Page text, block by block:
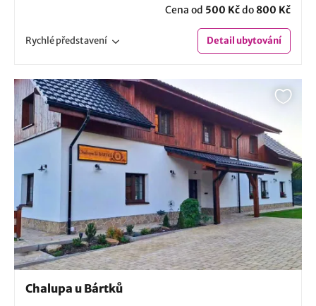
Cena od 500 Kčdo 800 Kč
Rychlépředstavení Detailubytování
Chalupa u Bártků